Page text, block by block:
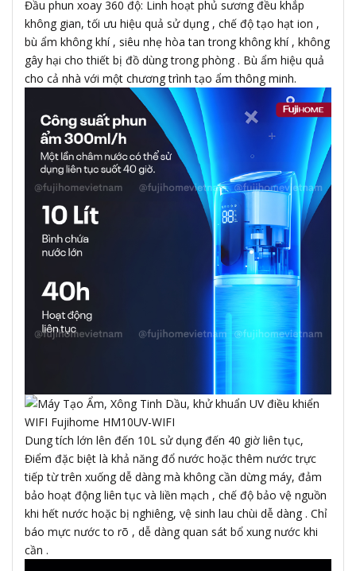
Đầu phun xoay 360 độ: Linh hoạt phủ sương đều khắp
không gian, tối ưu hiệu quả sử dụng , chế độ tạo hạt ion ,
bù ẩm không khí , siêu nhẹ hòa tan trong không khí , không
gây hại cho thiết bị đồ dùng trong phòng . Bù ẩm hiệu quả
cho cả nhà với một chương trình tạo ẩm thông minh.
Dung tích lớn lên đến 10L sử dụng đến 40 giờ liên tục,
Điểm đặc biệt là khả năng đổ nước hoặc thêm nước trực
tiếp từ trên xuống dễ dàng mà không cần dừng máy, đảm
bảo hoạt động liên tục và liền mạch , chế độ bảo vệ nguồn
khi hết nước hoặc bị nghiêng, vệ sinh lau chùi dễ dàng . Chỉ
báo mực nước to rõ , dễ dàng quan sát bổ xung nước khi
cần .